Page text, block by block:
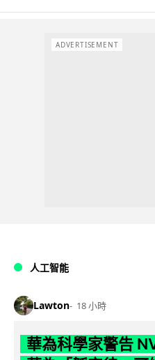
ADVERTISEMENT
人工智能
Lawton 18 小時
華為科學家警告